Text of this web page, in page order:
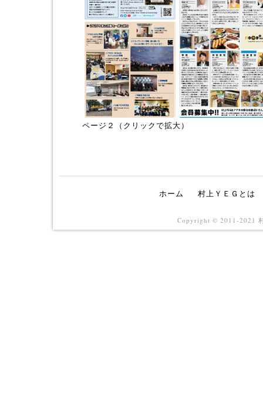
ページ２（クリックで拡大）
ホーム 村上ＹＥＧとは
Copyright © 2011-2021